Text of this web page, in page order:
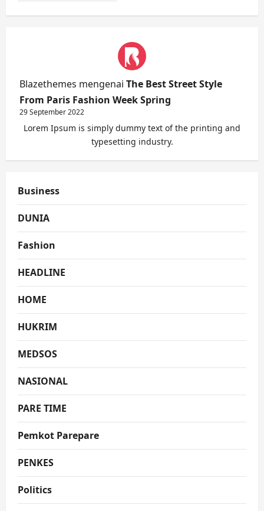
Blazethemes mengenai The Best Street Style
From Paris Fashion Week Spring
29 September 2022
Lorem Ipsum is simply dummy text of the printing and
typesetting industry.
Business
DUNIA
Fashion
HEADLINE
HOME
HUKRIM
MEDSOS
NASIONAL
PARE TIME
Pemkot Parepare
PENKES
Politics